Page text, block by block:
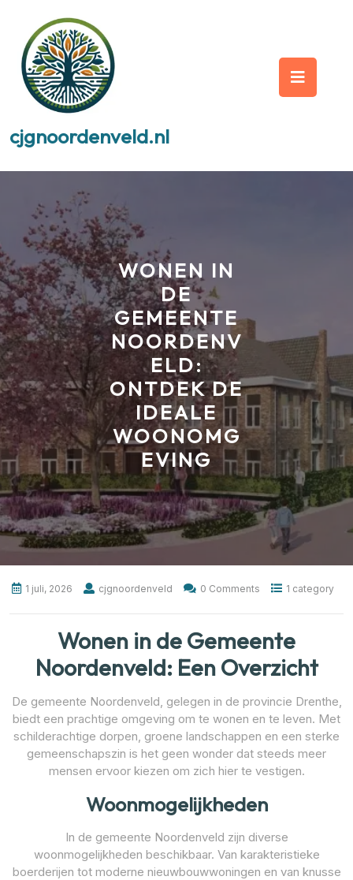
content
cjgnoordenveld.nl
WONEN IN
DE
GEMEENTE
NOORDENV
ELD:
ONTDEK DE
IDEALE
WOONOMG
EVING
1 juli, 2026 cjgnoordenveld 0 Comments 1 category
Wonen in de Gemeente
Noordenveld: Een Overzicht
De gemeente Noordenveld, gelegen in de provincie Drenthe,
biedt een prachtige omgeving om te wonen en te leven. Met
schilderachtige dorpen, groene landschappen en een sterke
gemeenschapszin is het geen wonder dat steeds meer
mensen ervoor kiezen om zich hier te vestigen.
Woonmogelijkheden
In de gemeente Noordenveld zijn diverse
woonmogelijkheden beschikbaar. Van karakteristieke
boerderijen tot moderne nieuwbouwwoningen en van knusse